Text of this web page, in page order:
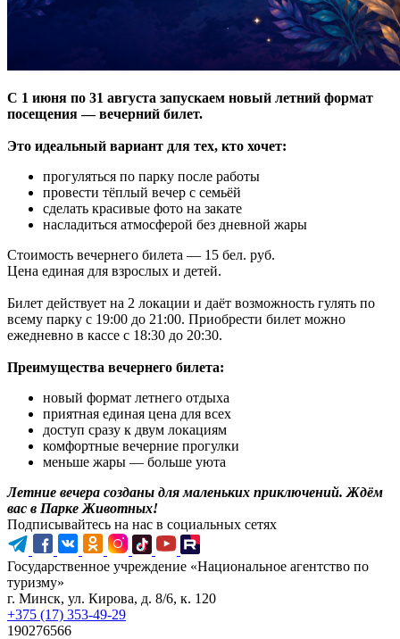
С 1 июня по 31 августа запускаем новый летний формат
посещения — вечерний билет.
Это идеальный вариант для тех, кто хочет:
прогуляться по парку после работы
провести тёплый вечер с семьёй
сделать красивые фото на закате
насладиться атмосферой без дневной жары
Стоимость вечернего билета — 15 бел. руб.
Цена единая для взрослых и детей.
Билет действует на 2 локации и даёт возможность гулять по
всему парку с 19:00 до 21:00. Приобрести билет можно
ежедневно в кассе с 18:30 до 20:30.
Преимущества вечернего билета:
новый формат летнего отдыха
приятная единая цена для всех
доступ сразу к двум локациям
комфортные вечерние прогулки
меньше жары — больше уюта
Летние вечера созданы для маленьких приключений. Ждём
вас в Парке Животных!
Подписывайтесь на нас в социальных сетях
Государственное учреждение «Национальное агентство по
туризму»
г. Минск, ул. Кирова, д. 8/6, к. 120
+375 (17) 353-49-29
190276566